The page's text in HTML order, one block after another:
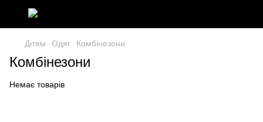
Дітям Одяг Комбінезони
Комбінезони
Немає товарів